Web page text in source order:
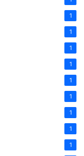
1
1
1
1
1
1
1
1
1